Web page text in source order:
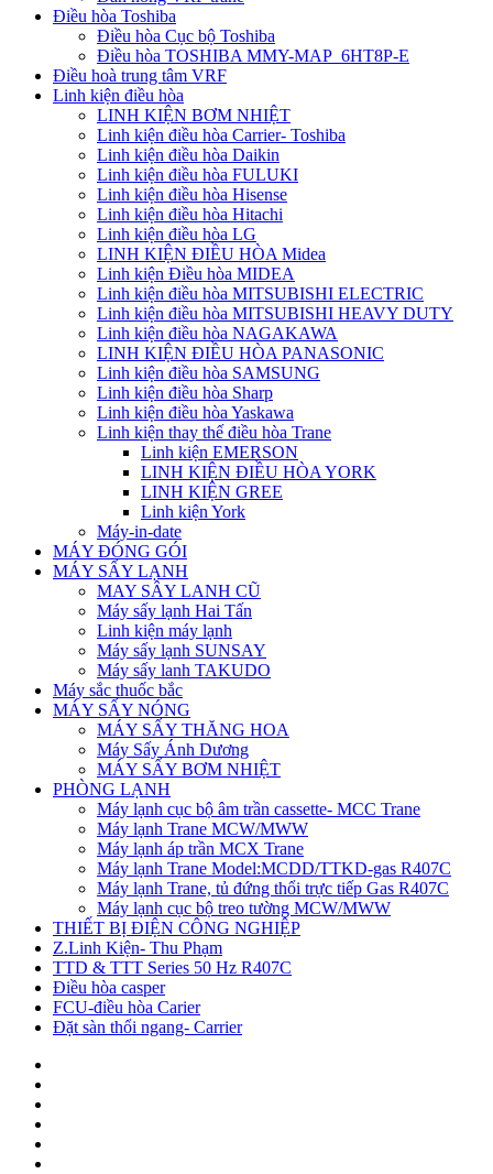
Điều hòa Toshiba
Điều hòa Cục bộ Toshiba
Điều hòa TOSHIBA MMY-MAP_6HT8P-E
Điều hoà trung tâm VRF
Linh kiện điều hòa
LINH KIỆN BƠM NHIỆT
Linh kiện điều hòa Carrier- Toshiba
Linh kiện điều hòa Daikin
Linh kiện điều hòa FULUKI
Linh kiện điều hòa Hisense
Linh kiện điều hòa Hitachi
Linh kiện điều hòa LG
LINH KIỆN ĐIỀU HÒA Midea
Linh kiện Điều hòa MIDEA
Linh kiện điều hòa MITSUBISHI ELECTRIC
Linh kiện điều hòa MITSUBISHI HEAVY DUTY
Linh kiện điều hòa NAGAKAWA
LINH KIỆN ĐIỀU HÒA PANASONIC
Linh kiện điều hòa SAMSUNG
Linh kiện điều hòa Sharp
Linh kiện điều hòa Yaskawa
Linh kiện thay thế điều hòa Trane
Linh kiện EMERSON
LINH KIỆN ĐIỀU HÒA YORK
LINH KIỆN GREE
Linh kiện York
Máy-in-date
MÁY ĐÓNG GÓI
MÁY SẤY LẠNH
MAY SÂY LANH CŨ
Máy sấy lạnh Hai Tấn
Linh kiện máy lạnh
Máy sấy lạnh SUNSAY
Máy sấy lanh TAKUDO
Máy sắc thuốc bắc
MÁY SẤY NÓNG
MÁY SẤY THĂNG HOA
Máy Sấy Ánh Dương
MÁY SẤY BƠM NHIỆT
PHÒNG LẠNH
Máy lạnh cục bộ âm trần cassette- MCC Trane
Máy lạnh Trane MCW/MWW
Máy lạnh áp trần MCX Trane
Máy lạnh Trane Model:MCDD/TTKD-gas R407C
Máy lạnh Trane, tủ đứng thổi trực tiếp Gas R407C
Máy lạnh cục bộ treo tường MCW/MWW
THIẾT BỊ ĐIỆN CÔNG NGHIỆP
Z.Linh Kiện- Thu Phạm
TTD & TTT Series 50 Hz R407C
Điều hòa casper
FCU-điều hòa Carier
Đặt sàn thổi ngang- Carrier